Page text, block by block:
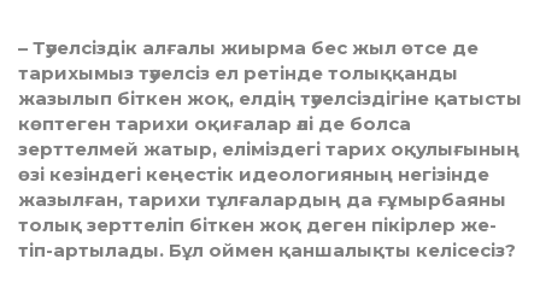
– Тәуелсіздік алғалы жиырма бес жыл өтсе де
тарихымыз тәуелсіз ел ретінде толыққанды
жазылып біт­кен жоқ, елдің тәуелсіздігіне қа­тыс­ты
көптеген тарихи оқиғалар әлі де болса
зерттелмей жатыр, елі­міз­дегі тарих оқулығының
өзі ке­зіндегі кеңестік идеологияның не­гізінде
жа­зылған, тарихи тұлға­лар­дың да ғұ­мырбаяны
толық зерт­теліп біткен жоқ деген пікірлер же­
тіп-артылады. Бұл оймен қаншалықты келісесіз?